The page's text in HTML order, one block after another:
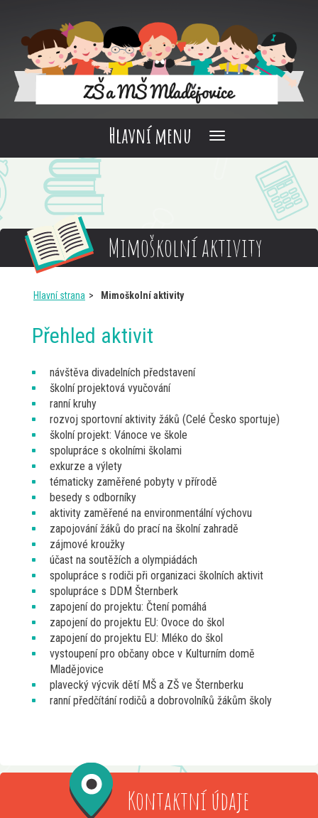
Hlavní menu
Mimoškolní aktivity
Hlavní strana Mimoškolní aktivity
Přehled aktivit
návštěva divadelních představení
školní projektová vyučování
ranní kruhy
rozvoj sportovní aktivity žáků (Celé Česko sportuje)
školní projekt: Vánoce ve škole
spolupráce s okolními školami
exkurze a výlety
tématicky zaměřené pobyty v přírodě
besedy s odborníky
aktivity zaměřené na environmentální výchovu
zapojování žáků do prací na školní zahradě
zájmové kroužky
účast na soutěžích a olympiádách
spolupráce s rodiči při organizaci školních aktivit
spolupráce s DDM Šternberk
zapojení do projektu: Čtení pomáhá
zapojení do projektu EU: Ovoce do škol
zapojení do projektu EU: Mléko do škol
vystoupení pro občany obce v Kulturním domě
Mladějovice
plavecký výcvik dětí MŠ a ZŠ ve Šternberku
ranní předčítání rodičů a dobrovolníků žákům školy
Kontaktní údaje